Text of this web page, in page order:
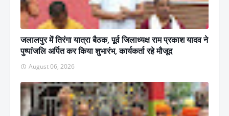
जलालपुर में तिरंगा यात्रा बैठक, पूर्व जिलाध्यक्ष राम प्रकाश यादव ने
पुष्पांजलि अर्पित कर किया शुभारंभ, कार्यकर्ता रहे मौजूद
August 06, 2026